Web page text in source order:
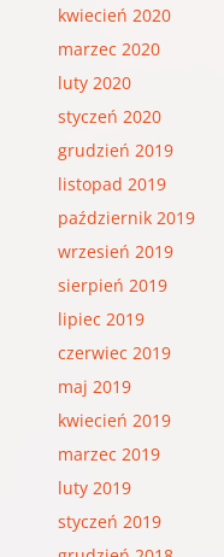
kwiecień 2020
marzec 2020
luty 2020
styczeń 2020
grudzień 2019
listopad 2019
październik 2019
wrzesień 2019
sierpień 2019
lipiec 2019
czerwiec 2019
maj 2019
kwiecień 2019
marzec 2019
luty 2019
styczeń 2019